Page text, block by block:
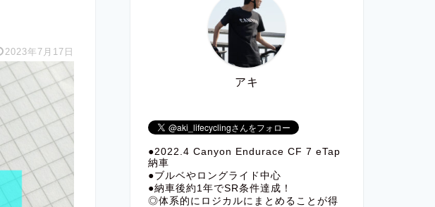
2023年7月17日
アキ
●2022.4 Canyon Endurace CF 7 eTap
納車
●ブルベやロングライド中心
●納車後約1年でSR条件達成！
◎体系的にロジカルにまとめることが得